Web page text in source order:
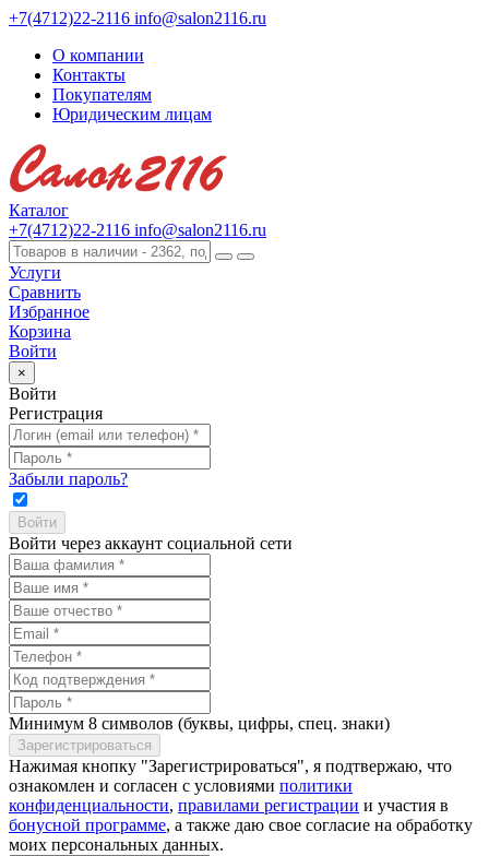
+7(4712)22-2116 info@salon2116.ru
О компании
Контакты
Покупателям
Юридическим лицам
Каталог
+7(4712)22-2116 info@salon2116.ru
Услуги
Сравнить
Избранное
Корзина
Войти
×
Войти
Регистрация
Забыли пароль?
Войти через аккаунт социальной сети
Минимум 8 символов (буквы, цифры, спец. знаки)
Нажимая кнопку "Зарегистрироваться", я подтвержаю, что
ознакомлен и согласен с условиями политики
конфиденциальности, правилами регистрации и участия в
бонусной программе, а также даю свое согласие на обработку
моих персональных данных.